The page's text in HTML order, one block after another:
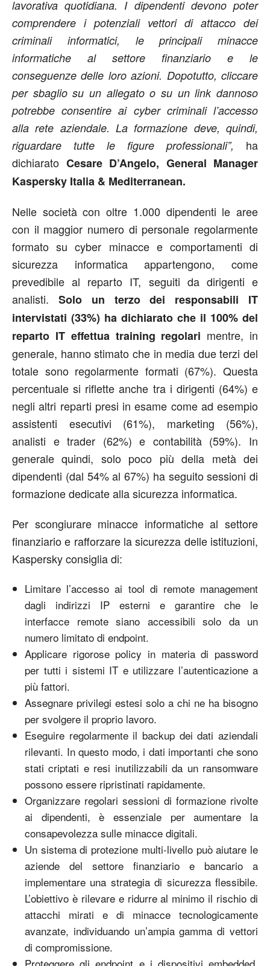
lavorativa quotidiana. I dipendenti devono poter
comprendere i potenziali vettori di attacco dei
criminali informatici, le principali minacce
informatiche al settore finanziario e le
conseguenze delle loro azioni. Dopotutto, cliccare
per sbaglio su un allegato o su un link dannoso
potrebbe consentire ai cyber criminali l’accesso
alla rete aziendale. La formazione deve, quindi,
riguardare tutte le figure professionali”, ha
dichiarato Cesare D’Angelo, General Manager
Kaspersky Italia & Mediterranean.
Nelle società con oltre 1.000 dipendenti le aree
con il maggior numero di personale regolarmente
formato su cyber minacce e comportamenti di
sicurezza informatica appartengono, come
prevedibile al reparto IT, seguiti da dirigenti e
analisti. Solo un terzo dei responsabili IT
intervistati (33%) ha dichiarato che il 100% del
reparto IT effettua training regolari mentre, in
generale, hanno stimato che in media due terzi del
totale sono regolarmente formati (67%). Questa
percentuale si riflette anche tra i dirigenti (64%) e
negli altri reparti presi in esame come ad esempio
assistenti esecutivi (61%), marketing (56%),
analisti e trader (62%) e contabilità (59%). In
generale quindi, solo poco più della metà dei
dipendenti (dal 54% al 67%) ha seguito sessioni di
formazione dedicate alla sicurezza informatica.
Per scongiurare minacce informatiche al settore
finanziario e rafforzare la sicurezza delle istituzioni,
Kaspersky consiglia di:
Limitare l’accesso ai tool di remote management
dagli indirizzi IP esterni e garantire che le
interfacce remote siano accessibili solo da un
numero limitato di endpoint.
Applicare rigorose policy in materia di password
per tutti i sistemi IT e utilizzare l’autenticazione a
più fattori.
Assegnare privilegi estesi solo a chi ne ha bisogno
per svolgere il proprio lavoro.
Eseguire regolarmente il backup dei dati aziendali
rilevanti. In questo modo, i dati importanti che sono
stati criptati e resi inutilizzabili da un ransomware
possono essere ripristinati rapidamente.
Organizzare regolari sessioni di formazione rivolte
ai dipendenti, è essenziale per aumentare la
consapevolezza sulle minacce digitali.
Un sistema di protezione multi-livello può aiutare le
aziende del settore finanziario e bancario a
implementare una strategia di sicurezza flessibile.
L’obiettivo è rilevare e ridurre al minimo il rischio di
attacchi mirati e di minacce tecnologicamente
avanzate, individuando un’ampia gamma di vettori
di compromissione.